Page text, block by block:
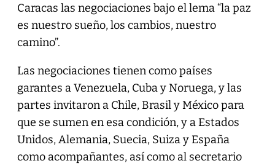
Caracas las negociaciones bajo el lema “la paz
es nuestro sueño, los cambios, nuestro
camino”.
Las negociaciones tienen como países
garantes a Venezuela, Cuba y Noruega, y las
partes invitaron a Chile, Brasil y México para
que se sumen en esa condición, y a Estados
Unidos, Alemania, Suecia, Suiza y España
como acompañantes, así como al secretario